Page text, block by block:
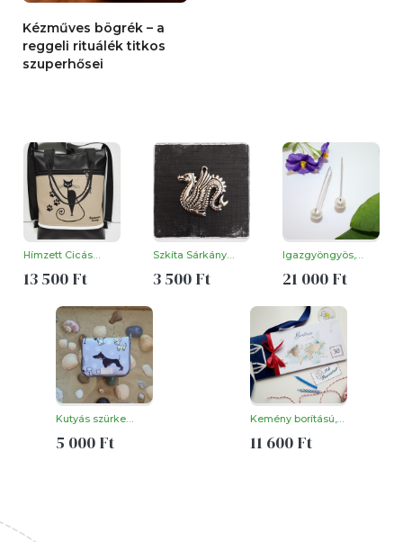
Kézműves bögrék – a
reggeli rituálék titkos
szuperhősei